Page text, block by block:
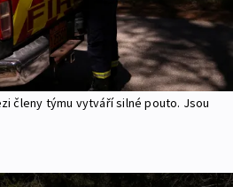
členy týmu vytváří silné pouto. Jsou